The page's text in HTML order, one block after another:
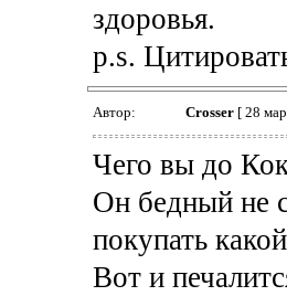
здоровья.
p.s.
Автор: Crosser[ 28
Чего вы до
Он бедный не
покупать
Вот и